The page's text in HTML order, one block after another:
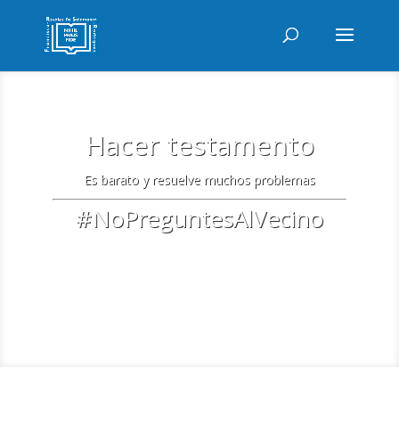
Hacer testamento
Es barato y resuelve muchos problemas
#NoPreguntesAlVecino